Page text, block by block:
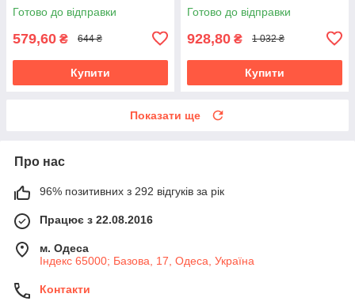
Готово до відправки
579,60 ₴ 644 ₴
Купити
Готово до відправки
928,80 ₴ 1 032 ₴
Купити
Показати ще
Про нас
96% позитивних з 292 відгуків за рік
Працює з 22.08.2016
м. Одеса
Індекс 65000; Базова, 17, Одеса, Україна
Контакти